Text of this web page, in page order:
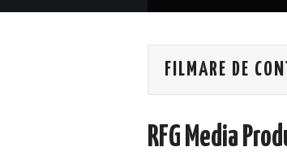
FILMARE DE
RFG Media